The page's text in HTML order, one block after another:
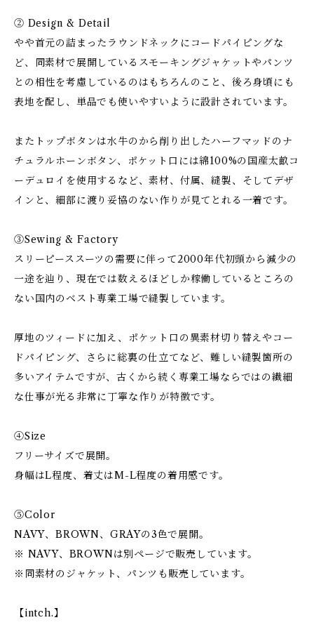
② Design & Detail
やや首元の詰まったラウンドネックにコードパイピングな
ど、同素材で展開しているスモーキングジャケットやパンツ
との相性を考慮しているのはもちろんのこと、後ろ身頃にも
表地を配し、単品でも使いやすいように設計されています。
またトップボタンは水牛のから削り出したハーフマッドのナ
チュラルホーンボタン、ポケット口には綿100%の国産太畝コ
ーデュロイを使用するなど、素材、付属、縫製、そしてデザ
インと、細部に渡り妥協のない作りが見てとれる一着です。
③Sewing & Factory
スリーピーススーツの需要に伴って2000年代初頭から減少の
一途を辿り、現在では数えるほどしか稼働しているところの
ない国内のベスト専業工場で縫製しています。
厚地のツィードに加え、ポケット口の異素材切り替えやコー
ドパイピング、さらに総裏の仕立てなど、難しい縫製箇所の
多いアイテムですが、古くから続く専業工場ならではの繊細
な仕事が光る非常に丁寧な作りが特徴です。
④Size
フリーサイズで展開。
身幅はL程度、着丈はM-L程度の着用感です。
⑤Color
NAVY、BROWN、GRAYの3色で展開。
※ NAVY、BROWNは別ページで販売しています。
※同素材のジャケット、パンツも販売しています。
【intch.】